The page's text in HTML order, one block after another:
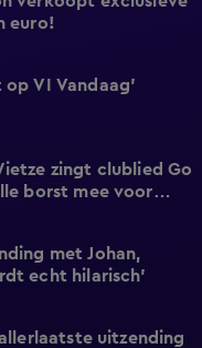
euro!
VI Vandaag'
zingt clublied Go
borst mee voor
met Johan,
echt hilarisch'
uitzending